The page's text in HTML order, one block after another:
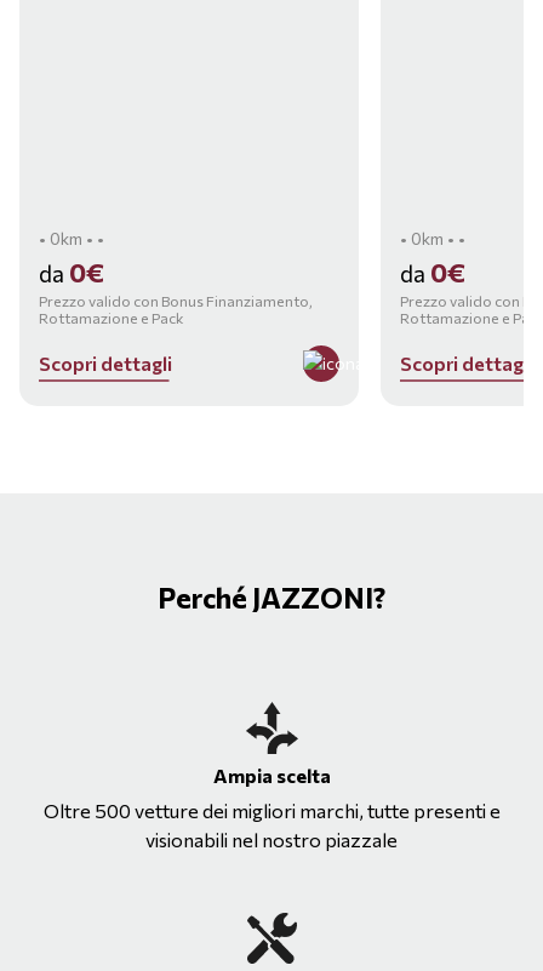
• 0km • •
da 0€
Prezzo valido con Bonus Finanziamento,
Rottamazione e Pack
Scopri dettagli
• 0km • •
da 0€
Prezzo valido con
Rottamazione e
Scopri dettag
Perché JAZZONI?
Ampia scelta
Oltre 500 vetture dei migliori marchi, tutte presenti e
visionabili nel nostro piazzale